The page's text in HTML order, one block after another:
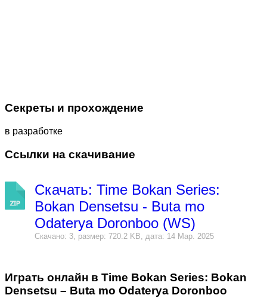
Секреты и прохождение
в разработке
Ссылки на скачивание
Скачать: Time Bokan Series:
Bokan Densetsu - Buta mo
Odaterya Doronboo (WS)
Скачано: 3, размер: 720.2 KB, дата: 14 Мар. 2025
Играть онлайн в Time Bokan Series: Bokan
Densetsu – Buta mo Odaterya Doronboo